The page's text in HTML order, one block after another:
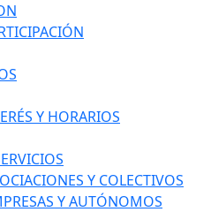
Y HORARIOS
Y COLECTIVOS
Y AUTÓNOMOS